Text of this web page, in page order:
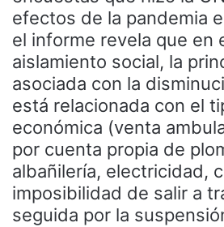
efectos de la pandemia
el informe revela que en
aislamiento social, la
asociada con la
está relacionada con el
económica (venta
por cuenta propia de
albañilería, electricidad,
imposibilidad de salir a
seguida por la